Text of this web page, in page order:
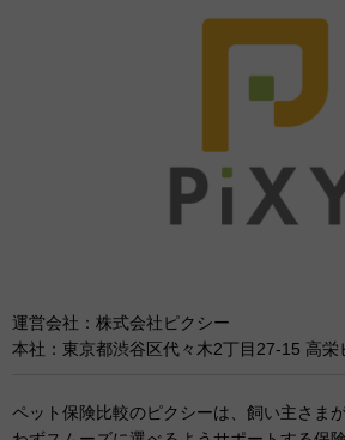
運営会社：株式会社ピクシー
本社：東京都渋谷区代々木2丁目27-15 高栄
ペット保険比較のピクシーは、飼い主さま